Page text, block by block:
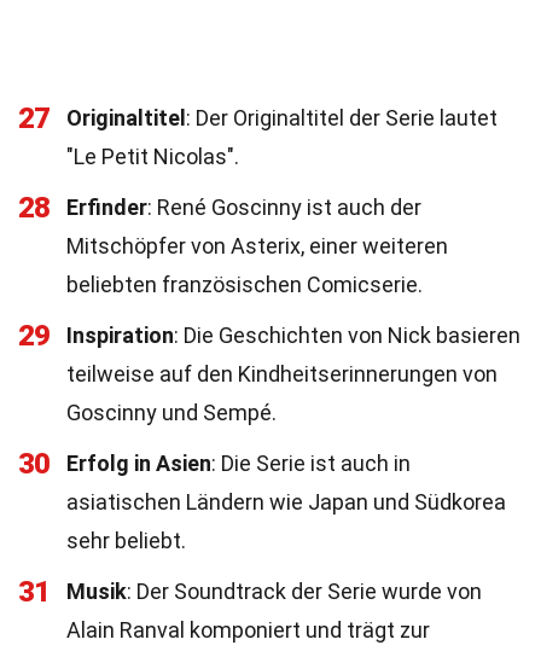
27 Originaltitel : Der Originaltitel der Serie lautet
"Le Petit Nicolas".
28 Erfinder: René Goscinny ist auch der
Mitschöpfer von Asterix, einer weiteren
beliebten französischen Comicserie.
29 Inspiration: Die Geschichten von Nick basieren
teilweise auf den Kindheitserinnerungen von
Goscinny und Sempé.
30 Erfolg in Asien: Die Serie ist auch in
asiatischen Ländern wie Japan und Südkorea
sehr beliebt.
31 Musik: Der Soundtrack der Serie wurde von
Alain Ranval komponiert und trägt zur